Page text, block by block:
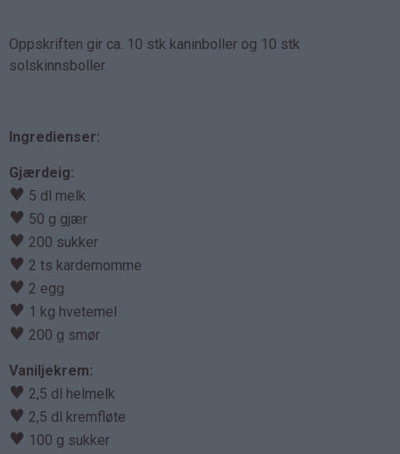
Oppskriften gir ca. 10 stk kaninboller og 10 stk
solskinnsboller.
Ingredienser:
Gjærdeig:
♥ 5 dl melk
♥ 50 g gjær
♥ 200 sukker
♥ 2 ts kardemomme
♥ 2 egg
♥ 1 kg hvetemel
♥ 200 g smør
Vaniljekrem:
♥ 2,5 dl helmelk
♥ 2,5 dl kremfløte
♥ 100 g sukker